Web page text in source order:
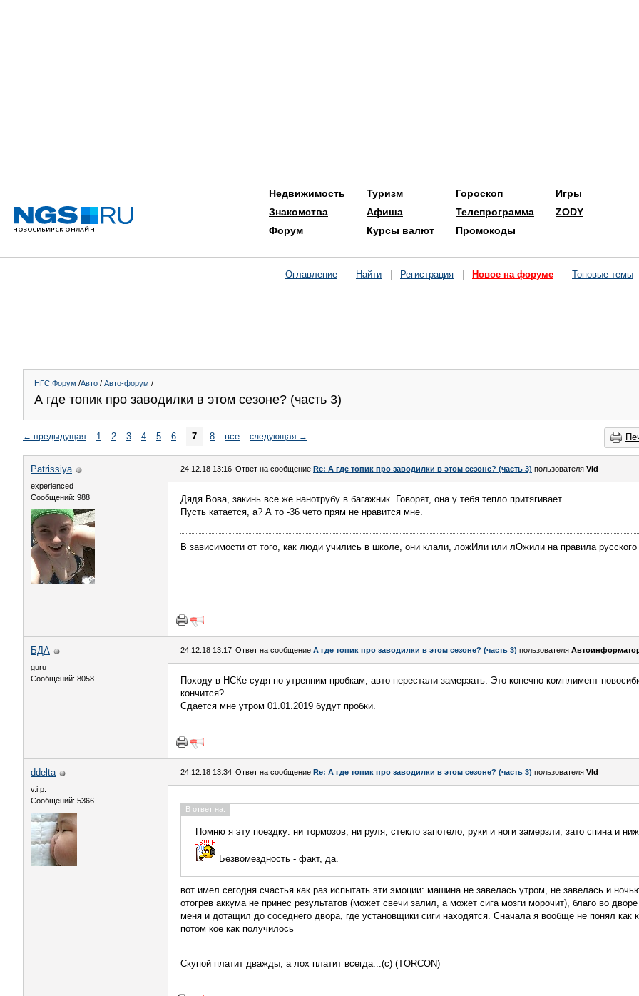
Недвижимость
Знакомства
Форум
Туризм
Афиша
Курсы валют
Гороскоп
Телепрограмма
Промокоды
Игры
ZODY
Оглавление Найти Регистрация Новое на форуме Топовые темы
НГС.Форум /Авто / Авто-форум /
А где топик про заводилки в этом сезоне? (часть 3)
← предыдущая 1 2 3 4 5 6 7 8 все следующая →
Patrissiya
experienced
Сообщений: 988
24.12.18 13:16 Ответ на сообщение Re: А где топик про заводилки в этом сезоне? (часть 3) пользователя Vld
Дядя Вова, закинь все же нанотрубу в багажник. Говорят, она у тебя тепло притягивает.
Пусть катается, а? А то -36 чето прям не нравится мне.
В зависимости от того, как люди учились в школе, они клали, ложИли или лОжили на правила русского
БДА
guru
Сообщений: 8058
24.12.18 13:17 Ответ на сообщение А где топик про заводилки в этом сезоне? (часть 3) пользователя
Походу в НСКе судя по утренним пробкам, авто перестали замерзать. Это конечно комплимент
кончится?
Сдается мне утром 01.01.2019 будут пробки.
ddelta
v.i.p.
Сообщений: 5366
24.12.18 13:34 Ответ на сообщение Re: А где топик про заводилки в этом сезоне? (часть 3) пользователя Vld
В ответ на:
Помню я эту поездку: ни тормозов, ни руля, стекло запотело, руки и ноги замерзли, зато спина и
Безвомездность - факт, да.
вот имел сегодня счастья как раз испытать эти эмоции: машина не завелась утром, не завелась и
отогрев аккума не принес результатов (может свечи залил, а может сига мозги морочит), благо во
меня и дотащил до соседнего двора, где установщики сиги находятся. Сначала я вообще не понял как
потом кое как получилось
Скупой платит дважды, а лох платит всегда...(c) (TORCON)